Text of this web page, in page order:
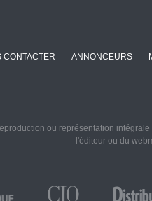
CONTACTER ANNONCEURS
ou représentation
l'éditeur ou du